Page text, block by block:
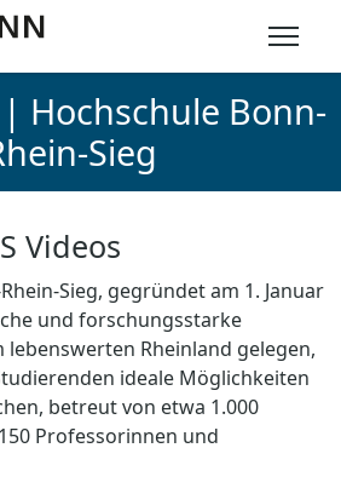
Hochschule Bonn-
Sieg
Videos
Sieg, gegründet am 1. Januar
und forschungsstarke
Rheinland gelegen,
ideale Möglichkeiten
betreut von etwa 1.000
Professorinnen und